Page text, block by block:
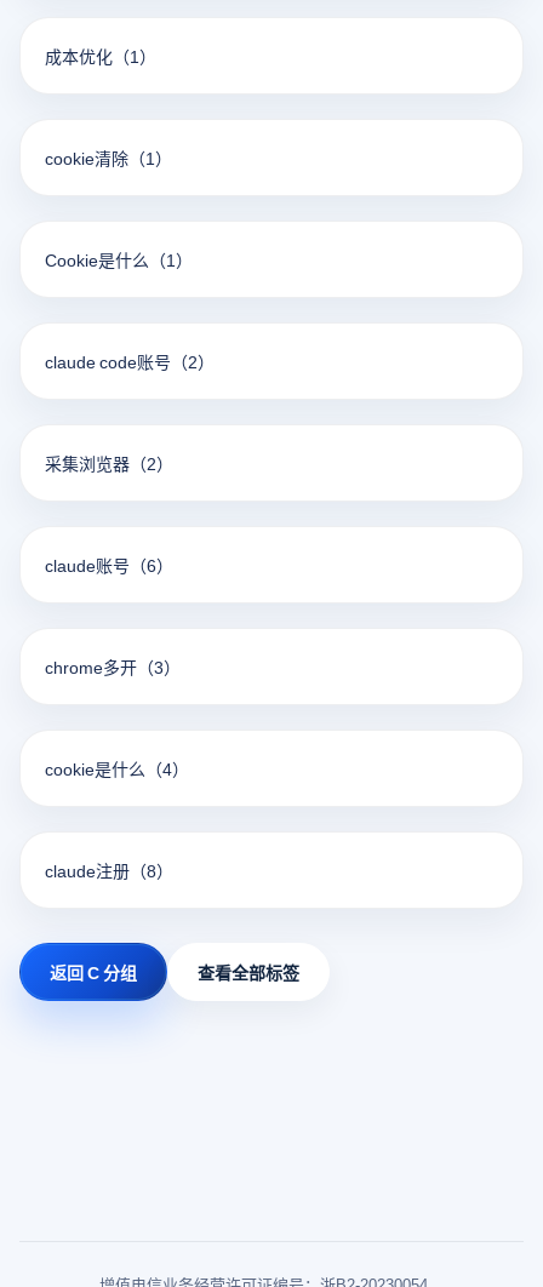
成本优化 （1）
cookie清除 （1）
Cookie是什么 （1）
claude code账号 （2）
采集浏览器 （2）
claude账号 （6）
chrome多开 （3）
cookie是什么 （4）
claude注册 （8）
返回 C 分组 查看全部标签